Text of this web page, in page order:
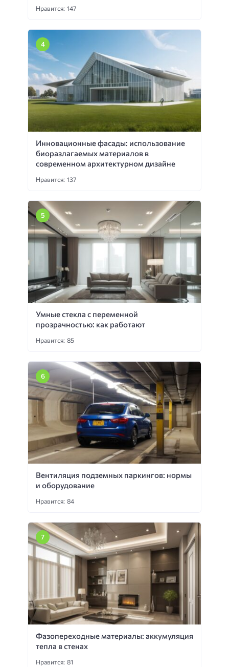
Нравится: 147
Инновационные фасады: использование
биоразлагаемых материалов в
современном архитектурном дизайне
Нравится: 137
Умные стекла с переменной
прозрачностью: как работают
Нравится: 85
Вентиляция подземных паркингов: нормы
и оборудование
Нравится: 84
Фазопереходные материалы: аккумуляция
тепла в стенах
Нравится: 81